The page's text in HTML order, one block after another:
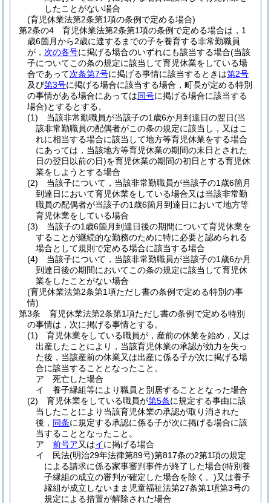
したことがない場合
(育児休業法第2条第1項の条例で定める場合)
第2条の4
育児休業法第2条第1項の条例で定める場合は，1
歳6箇月から2歳に達するまでの子を養育する非常勤職員
が， 次の各号に掲げる場合のいずれにも該当する場合(当該
子についてこの条の規定に該当して育児休業をしている場
合であって次条第7号に掲げる事情に該当するときは第2号
及び第3号に掲げる場合に該当する場合，町長が定める特別
の事情がある場合にあっては同号に掲げる場合に該当する
場合)とするとする。
(1)
当該非常勤職員が当該子の1歳6か月到達日の翌日(当
該非常勤職員の配偶者がこの条の規定に該当し，又はこ
れに相当する場合に該当して地方等育児休業をする場合
にあっては，当該地方等育児休業の期間の末日とされた
日の翌日以前の日)を育児休業の期間の初日とする育児休
業をしようとする場合
(2)
当該子について，当該非常勤職員が当該子の1歳6箇月
到達日において育児休業をしている場合又は当該非常勤
職員の配偶者が当該子の1歳6箇月到達日において地方等
育児休業をしている場合
(3)
当該子の1歳6箇月到達日後の期間について育児休業を
することが継続的な勤務のために特に必要と認められる
場合として規則で定める場合に該当する場合
(4)
当該子について，当該非常勤職員が当該子の1歳6か月
到達日後の期間においてこの条の規定に該当して育児休
業をしたことがない場合
(育児休業法第2条第1項ただし書の条例で定める特別の事
情)
第3条
育児休業法第2条第1項ただし書の条例で定める特別
の事情は，次に掲げる事情とする。
(1)
育児休業をしている職員が，産前の休業を始め，又は
出産したことにより，当該育児休業の承認が効力を失っ
た後，当該産前の休業又は出産に係る子が次に掲げる場
合に該当することとなったこと。
ア
死亡した場合
イ
養子縁組等により職員と別居することとなった場合
(2)
育児休業をしている職員が第5条に規定する事由に該
当したことにより当該育児休業の承認が取り消された
後， 同条に規定する承認に係る子が次に掲げる場合に該
当することとなったこと。
ア
前号ア又はイに掲げる場合
イ
民法(明治29年法律第89号)第817条の2第1項の規定
による請求に係る家事審判事件が終了した場合(特別養
子縁組の成立の審判が確定した場合を除く。)又は養子
縁組が成立しないまま児童福祉法第27条第1項第3号の
規定による措置が解除された場合